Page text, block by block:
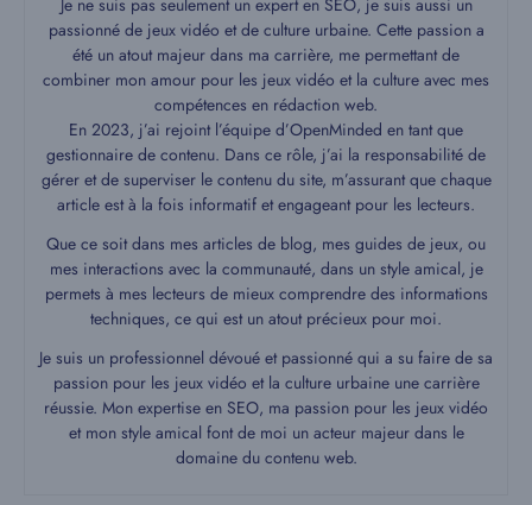
passionné de jeux vidéo et de culture urbaine. Cette passion a
été un atout majeur dans ma carrière, me permettant de
combiner mon amour pour les jeux vidéo et la culture avec mes
compétences en rédaction web.
En 2023, j’ai rejoint l’équipe d’OpenMinded en tant que
gestionnaire de contenu. Dans ce rôle, j’ai la responsabilité de
gérer et de superviser le contenu du site, m’assurant que chaque
article est à la fois informatif et engageant pour les lecteurs.
Que ce soit dans mes articles de blog, mes guides de jeux, ou
mes interactions avec la communauté, dans un style amical, je
permets à mes lecteurs de mieux comprendre des informations
techniques, ce qui est un atout précieux pour moi.
Je suis un professionnel dévoué et passionné qui a su faire de sa
passion pour les jeux vidéo et la culture urbaine une carrière
réussie. Mon expertise en SEO, ma passion pour les jeux vidéo
et mon style amical font de moi un acteur majeur dans le
domaine du contenu web.